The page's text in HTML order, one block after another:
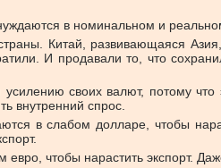
в номинальном и
Китай, развивающаяся
И продавали то, что
усилению своих валют, потому
внутренний спрос.
в слабом долларе, чтобы
чтобы нарастить экспорт.